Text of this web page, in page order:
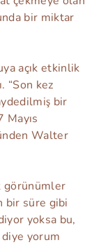
bir miktar
açık etkinlik
“Son kez
bir
Walter
görünümler
bir süre gibi
yoksa bu,
diye yorum